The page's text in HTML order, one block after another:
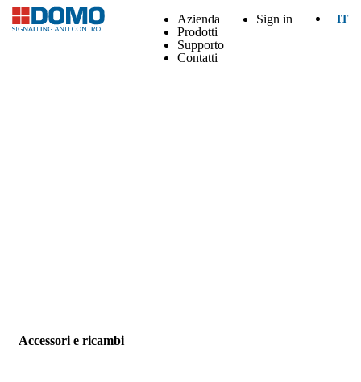
Azienda
Prodotti
Supporto
Contatti
Sign in IT
Accessori e ricambi